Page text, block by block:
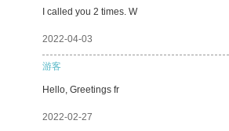
I called you 2 times. W
2022-04-03
游客
Hello, Greetings fr
2022-02-27